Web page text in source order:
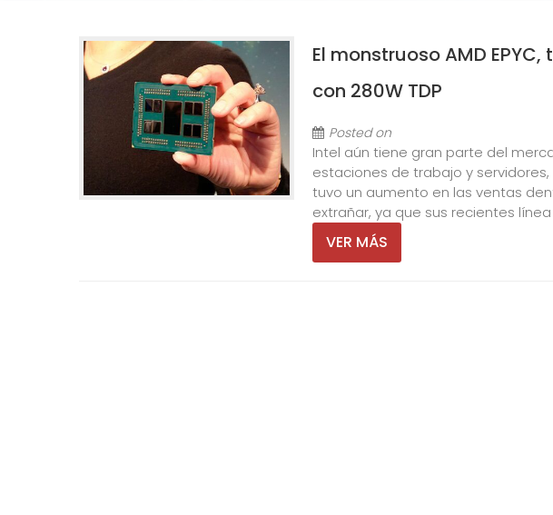
El monstruoso AMD
con 280W TDP
Posted on
Intel aún tiene gran parte del
estaciones de trabajo y
tuvo un aumento en las ventas
extrañar, ya que sus recientes
VER MÁS